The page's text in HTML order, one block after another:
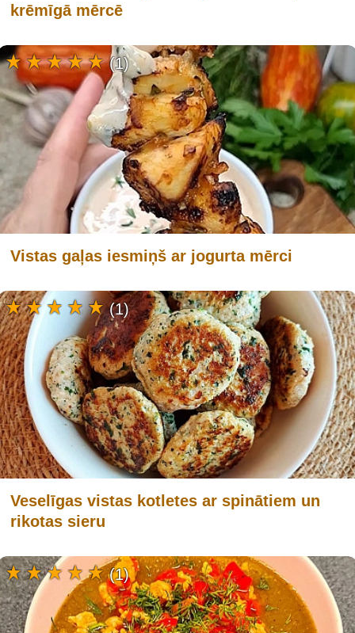
krēmīgā mērcē
Vistas gaļas iesmiņš ar jogurta mērci
(1)
Veselīgas vistas kotletes ar spinātiem un
rikotas sieru
(1)
(1)